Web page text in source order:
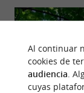
Al continuar
cookies de
audiencia.
cuyas